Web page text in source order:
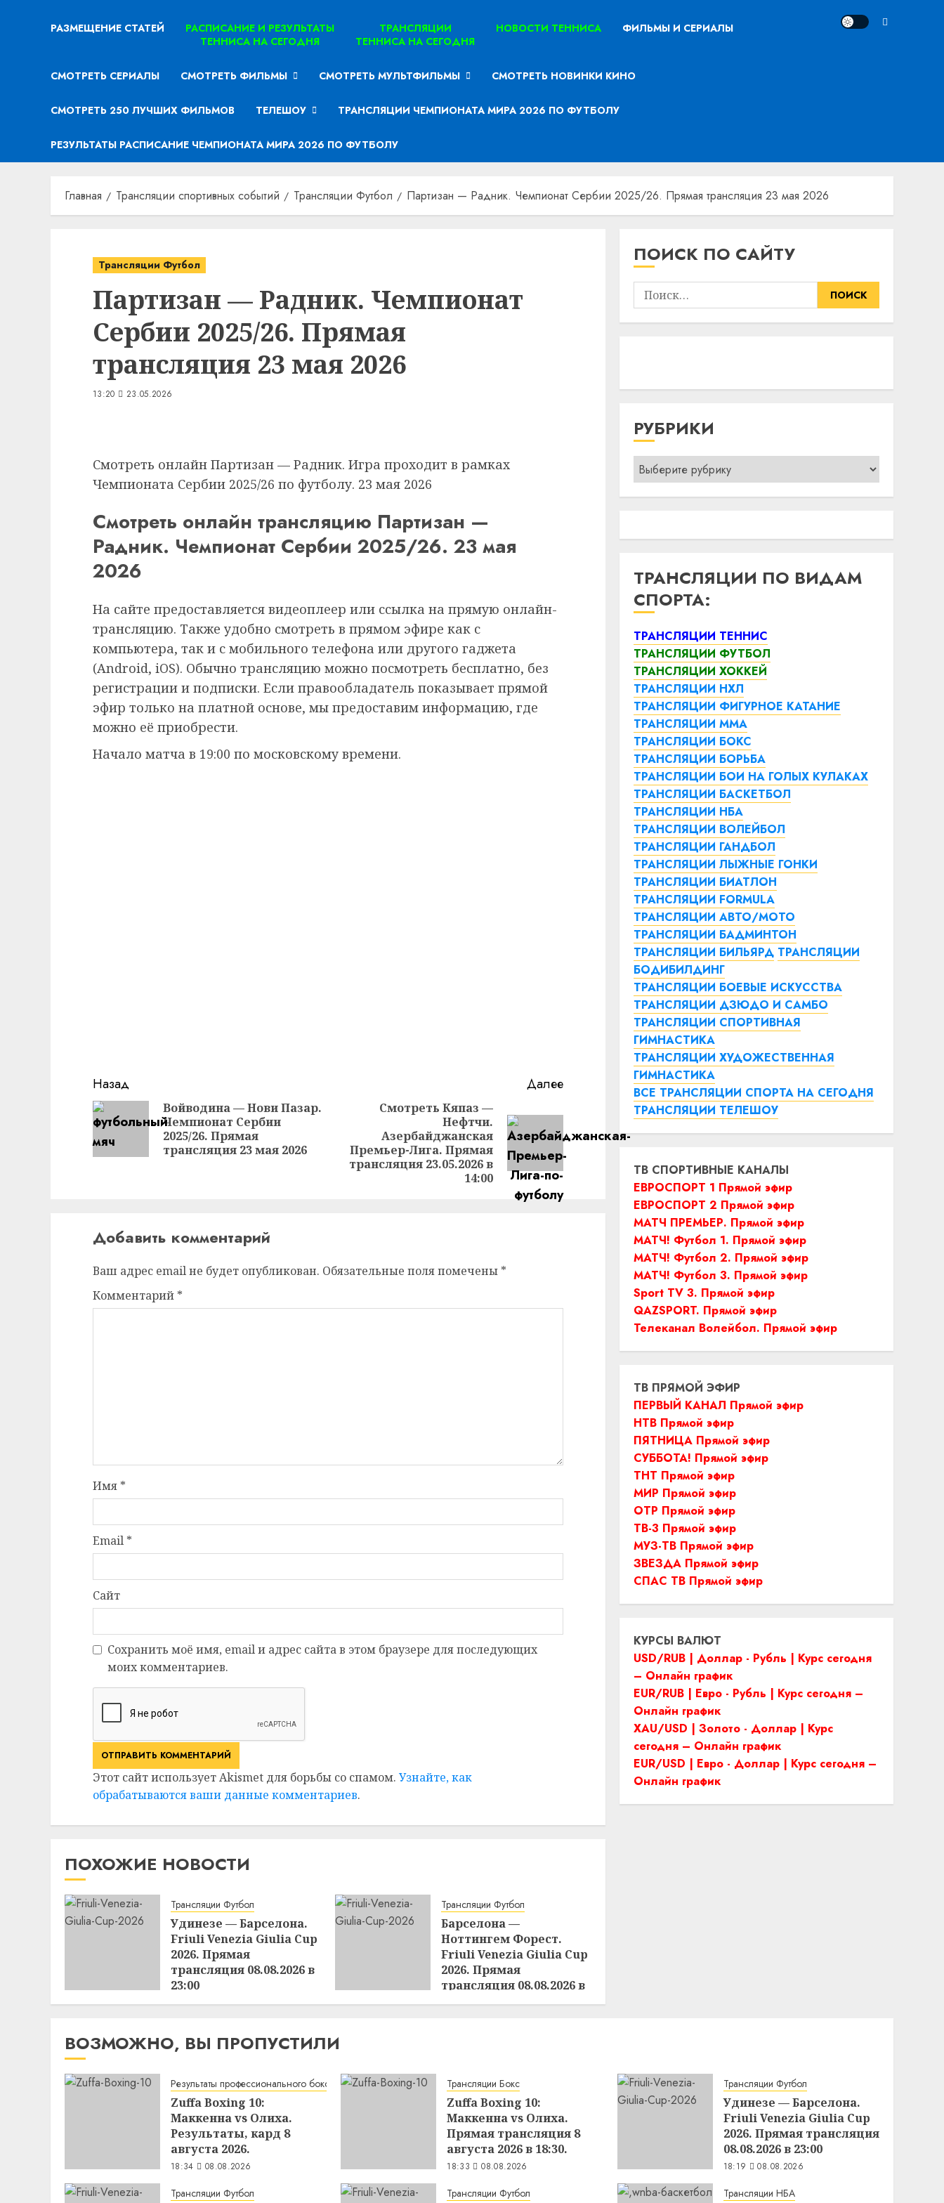
РАЗМЕЩЕНИЕ СТАТЕЙ
РАСПИСАНИЕ И РЕЗУЛЬТАТЫ
ТЕННИСА НА СЕГОДНЯ
ТРАНСЛЯЦИИ
ТЕННИСА НА СЕГОДНЯ
НОВОСТИ ТЕННИСА ФИЛЬМЫ И СЕРИАЛЫ
СМОТРЕТЬ СЕРИАЛЫ СМОТРЕТЬ ФИЛЬМЫ СМОТРЕТЬ МУЛЬТФИЛЬМЫ СМОТРЕТЬ НОВИНКИ КИНО
СМОТРЕТЬ 250 ЛУЧШИХ ФИЛЬМОВ ТЕЛЕШОУ ТРАНСЛЯЦИИ ЧЕМПИОНАТА МИРА 2026 ПО ФУТБОЛУ
РЕЗУЛЬТАТЫ РАСПИСАНИЕ ЧЕМПИОНАТА МИРА 2026 ПО ФУТБОЛУ
Главная Трансляции спортивных событий Трансляции Футбол Партизан — Радник. Чемпионат Сербии 2025/26. Прямая трансляция 23 мая 2026
Трансляции Футбол
Партизан — Радник. Чемпионат
Сербии 2025/26. Прямая
трансляция 23 мая 2026
13:20 23.05.2026
Смотреть онлайн Партизан — Радник. Игра проходит в рамках
Чемпионата Сербии 2025/26 по футболу. 23 мая 2026
Смотреть онлайн трансляцию Партизан —
Радник. Чемпионат Сербии 2025/26. 23 мая
2026
На сайте предоставляется видеоплеер или ссылка на прямую онлайн-
трансляцию. Также удобно смотреть в прямом эфире как с
компьютера, так и с мобильного телефона или другого гаджета
(Android, iOS). Обычно трансляцию можно посмотреть бесплатно, без
регистрации и подписки. Если правообладатель показывает прямой
эфир только на платной основе, мы предоставим информацию, где
можно её приобрести.
Начало матча в 19:00 по московскому времени.
Продолжить
чтение
Назад
запись:
Войводина — Нови Пазар.
Чемпионат Сербии
2025/26. Прямая
трансляция 23 мая 2026
Далее
Следующая
запись:
Смотреть Кяпаз —
Нефтчи.
Азербайджанская
Премьер-Лига. Прямая
трансляция 23.05.2026 в
14:00
Добавить комментарий
Ваш адрес email не будет опубликован. Обязательные поля помечены *
Комментарий *
Имя *
Email *
Сайт
Сохранить моё имя, email и адрес сайта в этом браузере для последующих
моих комментариев.
Этот сайт использует Akismet для борьбы со спамом. Узнайте, как
обрабатываются ваши данные комментариев.
ПОХОЖИЕ НОВОСТИ
Трансляции Футбол
Удинезе — Барселона.
Friuli Venezia Giulia Cup
2026. Прямая
трансляция 08.08.2026 в
23:00
18:19 08.08.2026
Трансляции Футбол
Барселона —
Ноттингем Форест.
Friuli Venezia Giulia Cup
2026. Прямая
трансляция 08.08.2026 в
22:00
ПОИСК ПО САЙТУ
Найти:
РУБРИКИ
Рубрики
ТРАНСЛЯЦИИ ПО ВИДАМ
СПОРТА:
ТРАНСЛЯЦИИ ТЕННИС
ТРАНСЛЯЦИИ ФУТБОЛ
ТРАНСЛЯЦИИ ХОККЕЙ
ТРАНСЛЯЦИИ НХЛ
ТРАНСЛЯЦИИ ФИГУРНОЕ КАТАНИЕ
ТРАНСЛЯЦИИ ММА
ТРАНСЛЯЦИИ БОКС
ТРАНСЛЯЦИИ БОРЬБА
ТРАНСЛЯЦИИ БОИ НА ГОЛЫХ КУЛАКАХ
ТРАНСЛЯЦИИ БАСКЕТБОЛ
ТРАНСЛЯЦИИ НБА
ТРАНСЛЯЦИИ ВОЛЕЙБОЛ
ТРАНСЛЯЦИИ ГАНДБОЛ
ТРАНСЛЯЦИИ ЛЫЖНЫЕ ГОНКИ
ТРАНСЛЯЦИИ БИАТЛОН
ТРАНСЛЯЦИИ FORMULA
ТРАНСЛЯЦИИ АВТО/МОТО
ТРАНСЛЯЦИИ БАДМИНТОН
ТРАНСЛЯЦИИ БИЛЬЯРД ТРАНСЛЯЦИИ
БОДИБИЛДИНГ
ТРАНСЛЯЦИИ БОЕВЫЕ ИСКУССТВА
ТРАНСЛЯЦИИ ДЗЮДО И САМБО
ТРАНСЛЯЦИИ СПОРТИВНАЯ
ГИМНАСТИКА
ТРАНСЛЯЦИИ ХУДОЖЕСТВЕННАЯ
ГИМНАСТИКА
ВСЕ ТРАНСЛЯЦИИ СПОРТА НА СЕГОДНЯ
ТРАНСЛЯЦИИ ТЕЛЕШОУ
ТВ СПОРТИВНЫЕ КАНАЛЫ
ЕВРОСПОРТ 1 Прямой эфир
ЕВРОСПОРТ 2 Прямой эфир
МАТЧ ПРЕМЬЕР. Прямой эфир
МАТЧ! Футбол 1. Прямой эфир
МАТЧ! Футбол 2. Прямой эфир
МАТЧ! Футбол 3. Прямой эфир
Sport TV 3. Прямой эфир
QAZSPORT. Прямой эфир
Телеканал Волейбол. Прямой эфир
ТВ ПРЯМОЙ ЭФИР
ПЕРВЫЙ КАНАЛ Прямой эфир
НТВ Прямой эфир
ПЯТНИЦА Прямой эфир
СУББОТА! Прямой эфир
ТНТ Прямой эфир
МИР Прямой эфир
ОТР Прямой эфир
ТВ-3 Прямой эфир
МУЗ-ТВ Прямой эфир
ЗВЕЗДА Прямой эфир
СПАС ТВ Прямой эфир
КУРСЫ ВАЛЮТ
USD/RUB | Доллар - Рубль | Курс сегодня
– Онлайн график
EUR/RUB | Евро - Рубль | Курс сегодня –
Онлайн график
XAU/USD | Золото - Доллар | Курс
сегодня – Онлайн график
EUR/USD | Евро - Доллар | Курс сегодня –
Онлайн график
ВОЗМОЖНО, ВЫ ПРОПУСТИЛИ
Результаты профессионального бокса
Zuffa Boxing 10:
Маккенна vs Олиха.
Результаты, кард 8
августа 2026.
18:34 08.08.2026
Трансляции Бокс
Zuffa Boxing 10:
Маккенна vs Олиха.
Прямая трансляция 8
августа 2026 в 18:30.
18:33 08.08.2026
Трансляции Футбол
Удинезе — Барселона.
Friuli Venezia Giulia Cup
2026. Прямая трансляция
08.08.2026 в 23:00
18:19 08.08.2026
Трансляции Футбол Трансляции Футбол Трансляции НБА